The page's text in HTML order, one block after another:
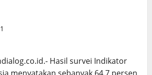
Hasil survei Indikator